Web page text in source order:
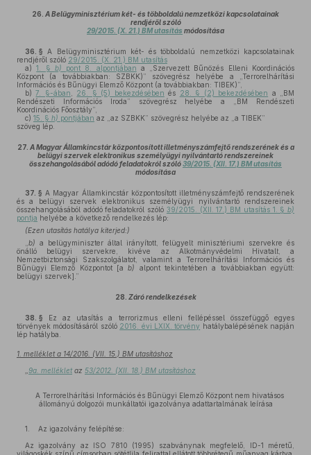
26. A Belügyminisztérium két- és többoldalú nemzetközi kapcsolatainak
rendjéről szóló
29/2015. (X. 21.) BM utasítás módosítása
36. § A Belügyminisztérium két- és többoldalú nemzetközi kapcsolatainak
rendjéről szóló 29/2015. (X. 21.) BM utasítás
a)
1. § b) pont 8. alpontjában a „Szervezett Bűnözés Elleni Koordinációs
Központ (a továbbiakban: SZBKK)” szövegrész helyébe a „Terrorelhárítási
Információs és Bűnügyi Elemző Központ (a továbbiakban: TIBEK)”,
b) 7. §-ában 26. § (5) bekezdésében és 28. § (2) bekezdésében a „BM
Rendészeti Információs Iroda” szövegrész helyébe a „BM Rendészeti
Koordinációs Főosztály”,
c) 15. § h) pontjában az „az SZBKK” szövegrész helyébe az „a TIBEK”
szöveg lép.
27. A Magyar Államkincstár központosított illetményszámfejtő rendszerének és a
belügyi szervek elektronikus személyügyi nyilvántartó rendszereinek
összehangolásából adódó feladatokról szóló39/2015. (XII. 17.) BM utasítás
módosítása
37. § A Magyar Államkincstár központosított illetményszámfejtő rendszerének
és a belügyi szervek elektronikus személyügyi nyilvántartó rendszereinek
összehangolásából adódó feladatokról szóló 39/2015. (XII. 17.) BM utasítás 1. §b)
pontja helyébe a következő rendelkezés lép:
(Ezen utasítás hatálya kiterjed:)
b) a belügyminiszter által irányított, felügyelt minisztériumi szervekre és
önálló belügyi szervekre, kivéve az Alkotmányvédelmi Hivatalt, a
Nemzetbiztonsági Szakszolgálatot, valamint a Terrorelhárítási Információs és
Bűnügyi Elemző Központot [ab)
alpont tekintetében a továbbiakban együtt:
belügyi szervek].”
28. Záró rendelkezések
38. § Ez az utasítás a terrorizmus elleni fellépéssel összefüggő egyes
törvények módosításáról szóló 2016. évi LXIX. törvény hatálybalépésének napján
lép hatályba.
1. melléklet a 14/2016. (VII. 15.) BM utasításhoz
9a. mellékletaz 53/2012. (XII. 18.) BM utasításhoz
A Terrorelhárítási Információs és Bűnügyi Elemző Központ nem hivatásos
állományú dolgozói munkáltatói igazolványa adattartalmának leírása
1. Az igazolvány felépítése:
Az igazolvány az ISO 7810 (1995) szabványnak megfelelő, ID-1 méretű,